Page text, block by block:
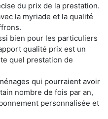
du prix de la prestation.
la myriade et la qualité
bien pour les particuliers
qualité prix est un
quel prestation de
qui pourraient avoir
nombre de fois par an,
personnalisée et